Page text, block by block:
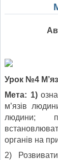
Урок №4
Мета: 1)
м’язів
людини;
органів на
2)